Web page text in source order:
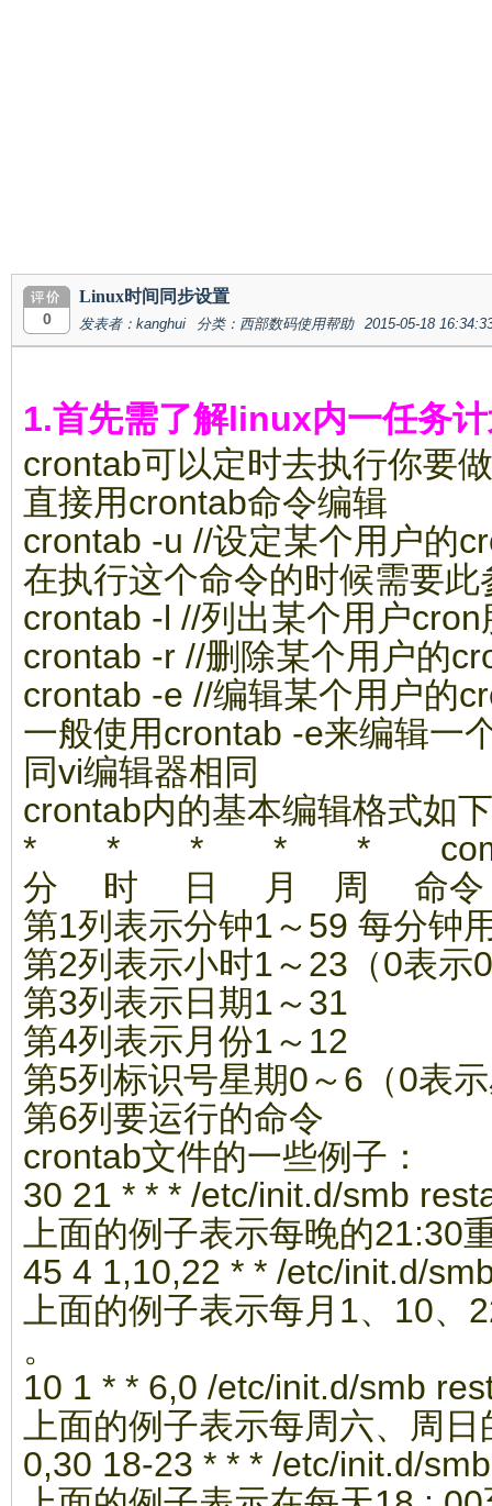
0
Linux时间同步设置
发表者：kanghui 分类：西部数码使用帮助 2015-05-18
1.首先需了解linux内一任务
crontab可以定时去执行你要
直接用crontab命令编辑
crontab -u //设定某个用户的
在执行这个命令的时候需要
crontab -l //列出某个用户
crontab -r //删除某个用户的
crontab -e //编辑某个用户的
一般使用crontab -e来编辑一
同vi编辑器相同
crontab内的基本编辑格式如下
* * * * *
分 时 日 月 周 命令
第1列表示分钟1～59 每分钟
第2列表示小时1～23（0表示
第3列表示日期1～31
第4列表示月份1～12
第5列标识号星期0～6（0表
第6列要运行的命令
crontab文件的一些例子：
30 21 * * * /etc/init.d/smb
上面的例子表示每晚的21:30
45 4 1,10,22 * * /etc/init.d/
上面的例子表示每月1、10
。
10 1 * * 6,0 /etc/init.d/smb
上面的例子表示每周六、周
0,30 18-23 * * * /etc/init.d/